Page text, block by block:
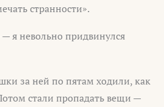
странности».
— я невольно придвинулся
за ней по пятам ходили, как
стали пропадать вещи —